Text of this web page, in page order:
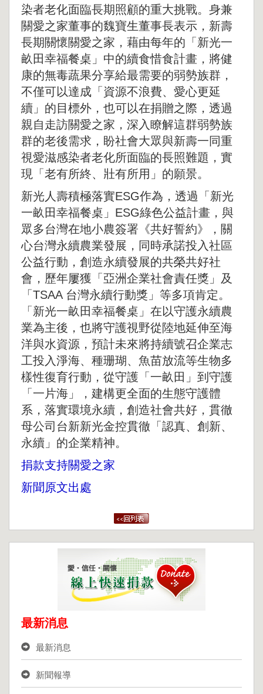
染者老化面臨長期照顧的重大挑戰。身兼
關愛之家董事的魏寶生董事長表示，新壽
長期關懷關愛之家，藉由每年的「新光一
畝田幸福餐桌」中的續食惜食計畫，將健
康的無毒蔬果分享給最需要的弱勢族群，
不僅可以達成「資源不浪費、愛心更延
續」的目標外，也可以在捐贈之際，透過
親自走訪關愛之家，深入瞭解這群弱勢族
群的老後需求，盼社會大眾與新壽一同重
視愛滋感染者老化所面臨的長照難題，實
現「老有所終、壯有所用」的願景。
新光人壽積極落實ESG作為，透過「新光
一畝田幸福餐桌」ESG綠色公益計畫，與
眾多台灣在地小農簽署《共好誓約》，關
心台灣永續農業發展，同時承諾投入社區
公益行動，創造永續發展的共榮共好社
會，歷年屢獲「亞洲企業社會責任獎」及
「TSAA 台灣永續行動獎」等多項肯定。
「新光一畝田幸福餐桌」在以守護永續農
業為主後，也將守護視野從陸地延伸至海
洋與水資源，預計未來將持續號召企業志
工投入淨海、種珊瑚、魚苗放流等生物多
樣性復育行動，從守護「一畝田」到守護
「一片海」，建構更全面的生態守護體
系，落實環境永續，創造社會共好，貫徹
母公司台新新光金控貫徹「認真、創新、
永續」的企業精神。
捐款支持關愛之家
新聞原文出處
最新消息
最新消息
新聞報導